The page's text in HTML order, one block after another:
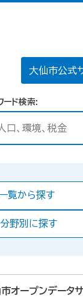
大仙市公式
ード検索
覧から探す
分野別に探す
オープンデータ
つか